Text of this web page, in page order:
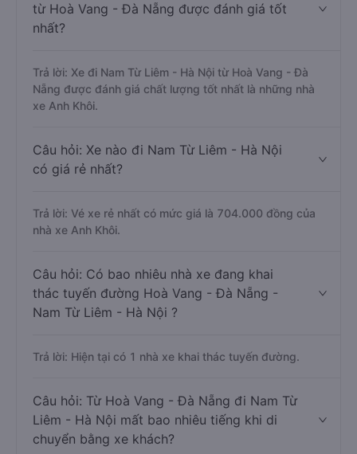
từ Hoà Vang - Đà Nẵng được đánh giá tốt
nhất?
Trả lời: Xe đi Nam Từ Liêm - Hà Nội từ Hoà Vang - Đà
Nẵng được đánh giá chất lượng tốt nhất là những nhà
xe Anh Khôi.
Câu hỏi: Xe nào đi Nam Từ Liêm - Hà Nội
có giá rẻ nhất?
Trả lời: Vé xe rẻ nhất có mức giá là 704.000 đồng của
nhà xe Anh Khôi.
Câu hỏi: Có bao nhiêu nhà xe đang khai
thác tuyến đường Hoà Vang - Đà Nẵng -
Nam Từ Liêm - Hà Nội ?
Trả lời: Hiện tại có 1 nhà xe khai thác tuyến đường.
Câu hỏi: Từ Hoà Vang - Đà Nẵng đi Nam Từ
Liêm - Hà Nội mất bao nhiêu tiếng khi di
chuyển bằng xe khách?